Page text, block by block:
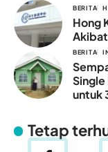
BERITA
Hong
Akibat
BERITA
Single
untuk
Tetap